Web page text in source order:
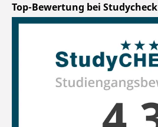
Top-Bewertung bei Studycheck